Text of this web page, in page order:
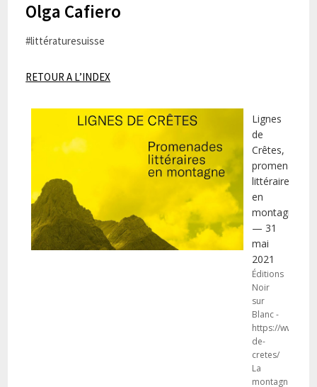
Olga Cafiero
#littératuresuisse
RETOUR A L’INDEX
Lignes
de
Crêtes,
promenades
littéraires
en
montagne
— 31
mai
2021
Éditions
Noir
sur
Blanc -
https://
de-
cretes/
La
montagne